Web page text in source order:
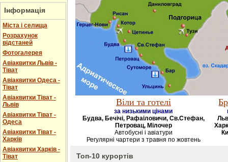
Інформація
Міста і селища
Розрахунок
відстаней
Фотогалерея
Авіаквитки Львів -
Тіват
Авіаквитки Одеса -
Тіват
Авіаквитки Тіват -
Львів
Авіаквитки Тіват -
Одеса
Авіаквитки Тіват -
Харків
Авіаквитки Харків -
Тіват
Віли та готелі
за низькими цінами
Будва, Бечічі, Рафаіловичи, Св.Стефан,
Петровац, Мілочер
Автобусні і авіатури
Регулярні чартери з травня по жовтень
Топ-10 курортів